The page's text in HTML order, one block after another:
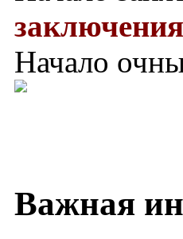
Начало
Важная